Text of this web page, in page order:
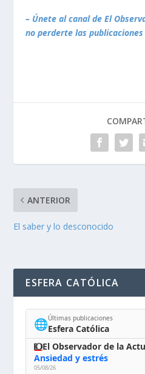
– Únete al canal de El
no perderte las publicaciones
ANTERIOR
El saber y lo desconocido
ESFERA CATÓLICA
🌐Últimas publicaciones
Esfera Católica
El Observador de la
Ansiedad y estrés
05/08/26